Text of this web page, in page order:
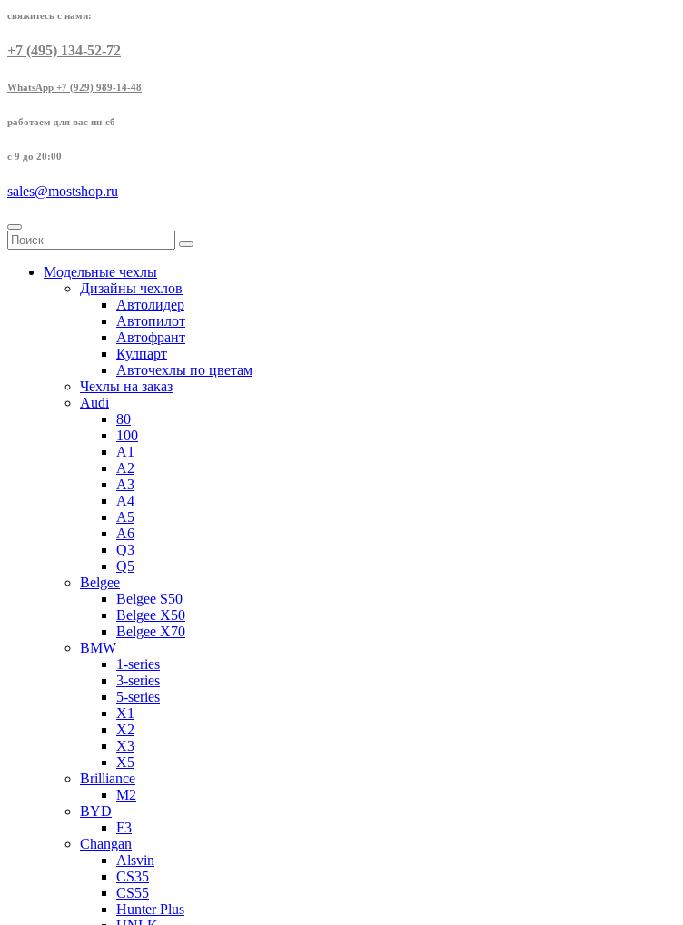
свяжитесь с нами:
+7 (495) 134-52-72
WhatsApp +7 (929) 989-14-48
работаем для вас пн-сб
с 9 до 20:00
sales@mostshop.ru
Модельные чехлы
Дизайны чехлов
Автолидер
Автопилот
Автофрант
Кулпарт
Авточехлы по цветам
Чехлы на заказ
Audi
80
100
A1
A2
A3
A4
A5
A6
Q3
Q5
Belgee
Belgee S50
Belgee X50
Belgee X70
BMW
1-series
3-series
5-series
X1
X2
X3
X5
Brilliance
M2
BYD
F3
Changan
Alsvin
CS35
CS55
Hunter Plus